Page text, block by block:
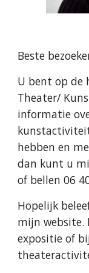
Beste
U bent op de
Theater/
informatie
hebben en
dan kunt u
of bellen 06
Hopelijk
mijn website.
expositie of